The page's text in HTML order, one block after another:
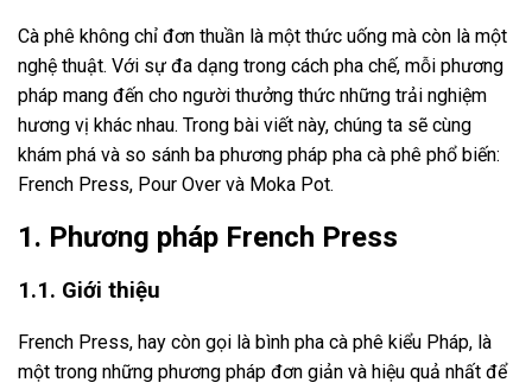
Cà phê không chỉ đơn thuần là một thức uống mà còn là một
nghệ thuật. Với sự đa dạng trong cách pha chế, mỗi phương
pháp mang đến cho người thưởng thức những trải nghiệm
hương vị khác nhau. Trong bài viết này, chúng ta sẽ cùng
khám phá và so sánh ba phương pháp pha cà phê phổ biến:
French Press, Pour Over và Moka Pot.
1. Phương pháp French Press
1.1. Giới thiệu
French Press, hay còn gọi là bình pha cà phê kiểu Pháp, là
một trong những phương pháp đơn giản và hiệu quả nhất để